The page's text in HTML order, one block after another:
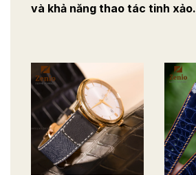
và khả năng thao tác tinh xảo.